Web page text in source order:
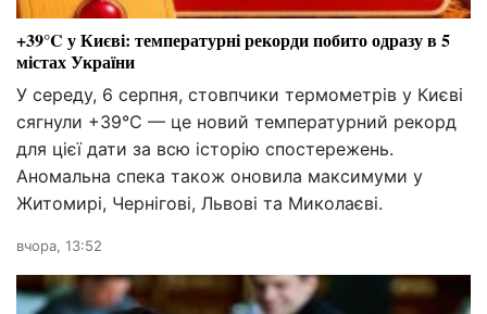
+39°C у Києві: температурні рекорди побито одразу в 5
містах України
У середу, 6 серпня, стовпчики термометрів у Києві
сягнули +39°C — це новий температурний рекорд
для цієї дати за всю історію спостережень.
Аномальна спека також оновила максимуми у
Житомирі, Чернігові, Львові та Миколаєві.
вчора, 13:52